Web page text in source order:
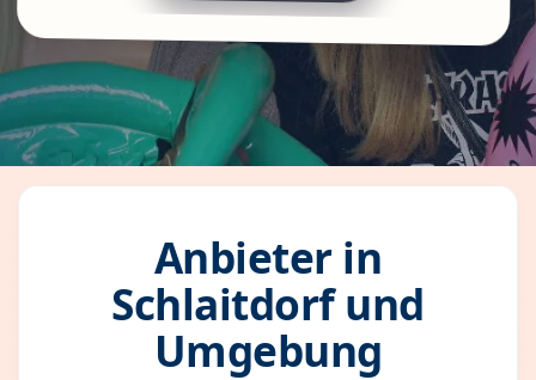
Anbieter in
Schlaitdorf und
Umgebung